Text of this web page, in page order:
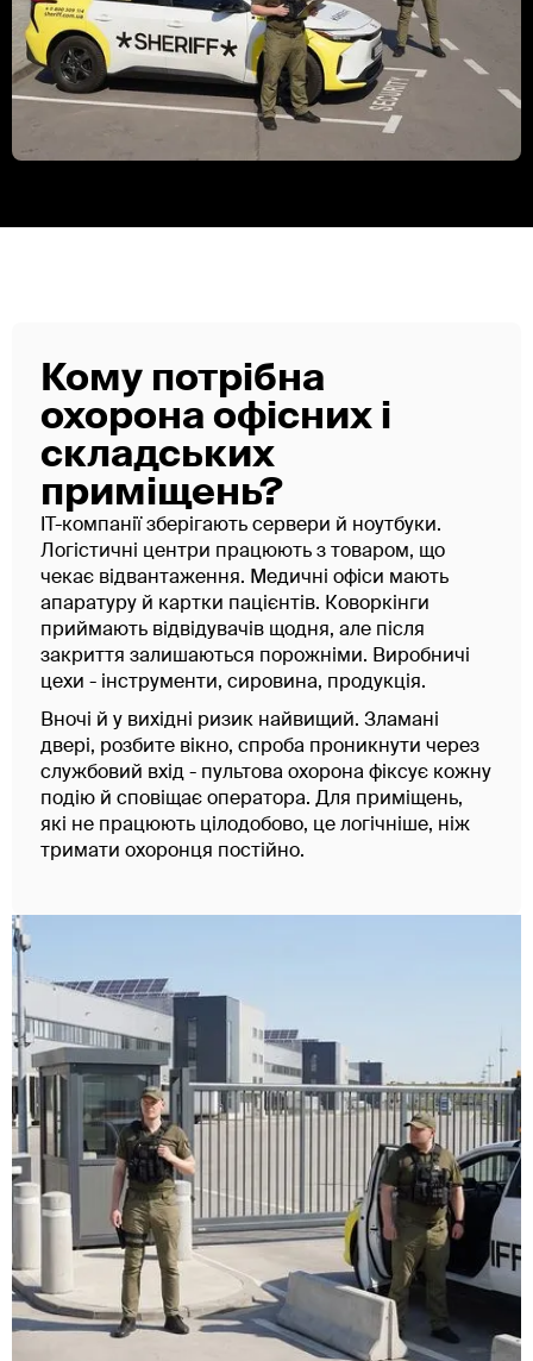
Кому потрібна
охорона офісних і
складських
приміщень?
IT-компанії зберігають сервери й ноутбуки.
Логістичні центри працюють з товаром, що
чекає відвантаження. Медичні офіси мають
апаратуру й картки пацієнтів. Коворкінги
приймають відвідувачів щодня, але після
закриття залишаються порожніми. Виробничі
цехи - інструменти, сировина, продукція.
Вночі й у вихідні ризик найвищий. Зламані
двері, розбите вікно, спроба проникнути через
службовий вхід - пультова охорона фіксує кожну
подію й сповіщає оператора. Для приміщень,
які не працюють цілодобово, це логічніше, ніж
тримати охоронця постійно.